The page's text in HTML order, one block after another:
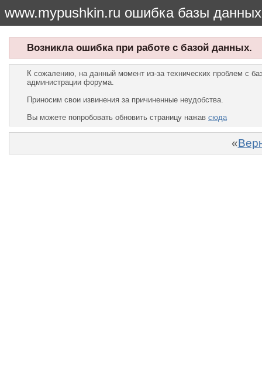
www.mypushkin.ru ошибка базы данных
Возникла ошибка при работе с базой данных.
К сожалению, на данный момент из-за технических проблем с
администрации форума.
Приносим свои извинения за причиненные неудобства.
Вы можете попробовать обновить страницу нажав сюда
«